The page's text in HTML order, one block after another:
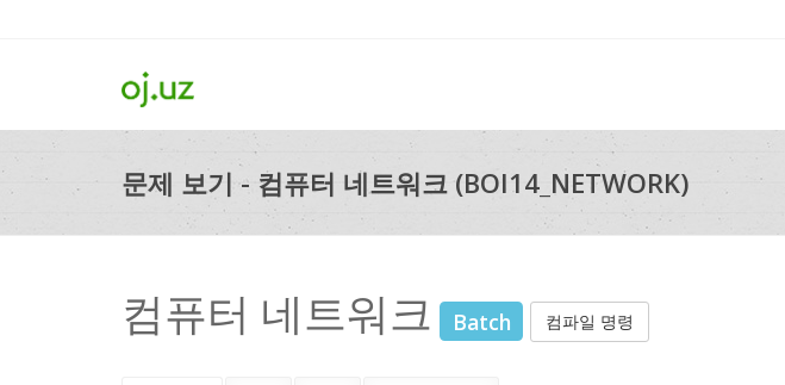
문제 보기 - 컴퓨터 네트워크 (BOI14_NETWORK)
컴퓨터 네트워크 Batch 컴파일 명령